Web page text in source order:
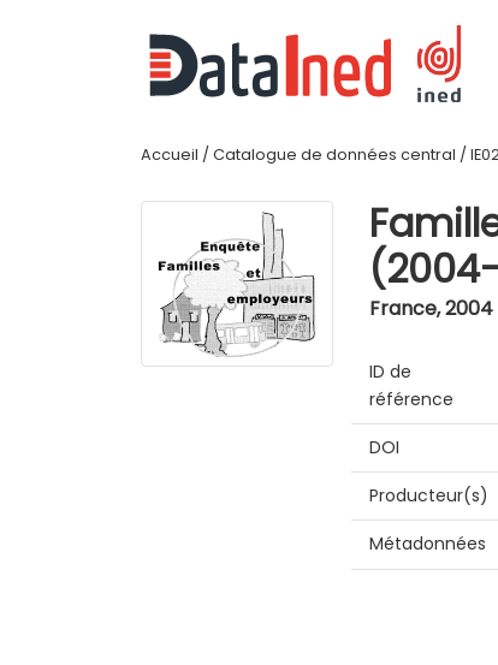
Accueil / Catalogue de données central /
France,
ID de
référence
DOI
Producteur(s)
Métadonnées